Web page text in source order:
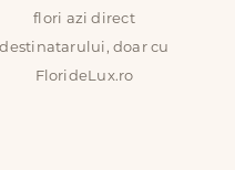
flori azi direct
destinatarului, doar cu
FlorideLux.ro